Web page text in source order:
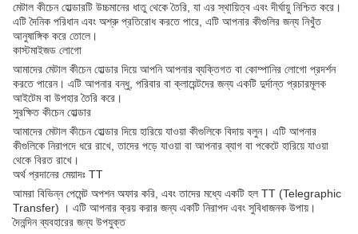
মেটাল কীচেন হোল্ডারটি উচ্চমানের ধাতু থেকে তৈরি, যা এর স্থায়িত্ব এবং দীর্ঘায়ু নিশ্চিত করে।
এটি দৈনিক পরিধান এবং অশ্রু প্রতিরোধ করতে পারে, এটি আপনার কীগুলির জন্য নিখুঁত
আনুষাঙ্গিক করে তোলে।
কাস্টমাইজড লোগো
আমাদের মেটাল কীচেন হোল্ডার দিয়ে আপনি আপনার ব্যক্তিগত বা কোম্পানির লোগো প্রদর্শন
করতে পারেন। এটি আপনার বন্ধু, পরিবার বা ক্লায়েন্টদের জন্য একটি দুর্দান্ত প্রচারমূলক
আইটেম বা উপহার তৈরি করে।
সুরক্ষিত কীচেন হোল্ডার
আমাদের মেটাল কীচেন হোল্ডার দিয়ে হারিয়ে যাওয়া কীগুলিকে বিদায় বলুন। এটি আপনার
কীগুলিকে নিরাপদে ধরে রাখে, তাদের পড়ে যাওয়া বা আপনার ব্যাগ বা পকেটে হারিয়ে যাওয়া
থেকে বিরত রাখে।
অর্থ প্রদানের মেয়াদঃ TT
আমরা বিভিন্ন পেমেন্ট অপশন অফার করি, এবং তাদের মধ্যে একটি হল TT (Telegraphic
Transfer) । এটি আপনার ক্রয় করার জন্য একটি নিরাপদ এবং সুবিধাজনক উপায়।
দৈনন্দিন ব্যবহারের জন্য উপযুক্ত